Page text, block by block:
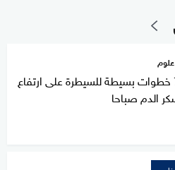
علوم
7 خطوات بسيطة للسيطرة على ارتفاع
الدم صباحا